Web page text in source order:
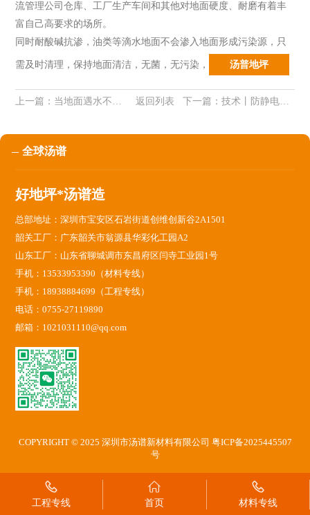
流管理公司仓库、工厂生产车间和其他对地面硬度、耐磨有着丰
富自己高要求的场所。
同时耐酸碱抗渗，油类等滴水地面不会渗入地面形成污染源，只
需及时清理，保持地面清洁，无菌，无污染 ， 汤普地坪
上一篇： 当地面遇水不能施工环氧地坪漆怎么办 返回列表 下一篇：技术丨防静电地坪静电接地系统的施工要点及检测验收
全球汤谱
好地坪*汤谱造
总部地址：深圳市宝安区石岩街道创维创新谷2A1501
韶关工厂：广东韶关市翁源县华彩化工园A2
山东工厂：山东省聊城调市东昌府区闫寺工业园1号
手机：13533953390（材料专线）
手机：18938884699（工程专线）
电话：0755-27119890
邮箱：1021031110@qq.com
COPYRIGHT © 2025 深圳市汤谱新材料有限公司 粤ICP备2025445507
号
工程专线 首页 材料专线